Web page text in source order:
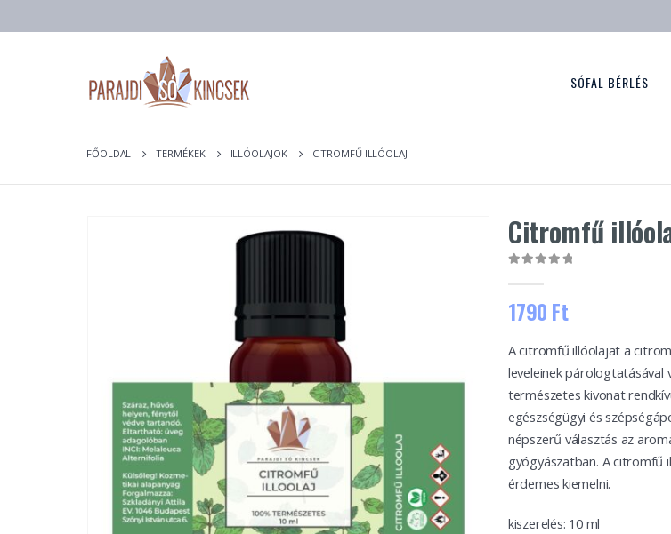
SÓFAL BÉRLÉS
FŐOLDAL TERMÉKEK ILLÓOLAJOK CITROMFŰ ILLÓOLAJ
Citromfű
1790Ft
A citromfű illóolajat a
leveleinek párologtatásával
természetes kivonat
egészségügyi és
népszerű választás az
gyógyászatban. A citromfű
érdemes kiemelni.
kiszerelés: 10 ml